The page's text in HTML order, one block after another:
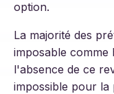
option.
La majorité des
imposable comme
l'absence de ce
impossible pour la